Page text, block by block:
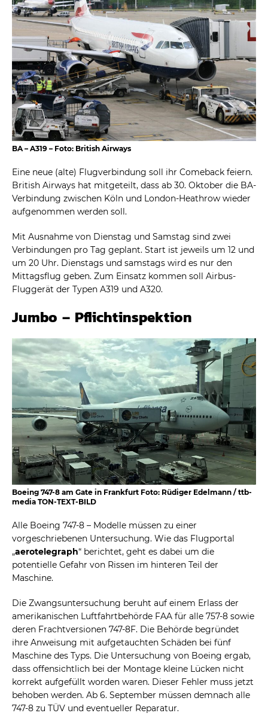
BA – A319 – Foto: British Airways
Eine neue (alte) Flugverbindung soll ihr Comeback feiern.
British Airways hat mitgeteilt, dass ab 30. Oktober die BA-
Verbindung zwischen Köln und London-Heathrow wieder
aufgenommen werden soll.
Mit Ausnahme von Dienstag und Samstag sind zwei
Verbindungen pro Tag geplant. Start ist jeweils um 12 und
um 20 Uhr. Dienstags und samstags wird es nur den
Mittagsflug geben. Zum Einsatz kommen soll Airbus-
Fluggerät der Typen A319 und A320.
Jumbo – Pflichtinspektion
Boeing 747-8 am Gate in Frankfurt Foto: Rüdiger Edelmann / ttb-
media TON-TEXT-BILD
Alle Boeing 747-8 – Modelle müssen zu einer
vorgeschriebenen Untersuchung. Wie das Flugportal
„aerotelegraph“ berichtet, geht es dabei um die
potentielle Gefahr von Rissen im hinteren Teil der
Maschine.
Die Zwangsuntersuchung beruht auf einem Erlass der
amerikanischen Luftfahrtbehörde FAA für alle 757-8 sowie
deren Frachtversionen 747-8F. Die Behörde begründet
ihre Anweisung mit aufgetauchten Schäden bei fünf
Maschine des Typs. Die Untersuchung von Boeing ergab,
dass offensichtlich bei der Montage kleine Lücken nicht
korrekt aufgefüllt worden waren. Dieser Fehler muss jetzt
behoben werden. Ab 6. September müssen demnach alle
747-8 zu TÜV und eventueller Reparatur.